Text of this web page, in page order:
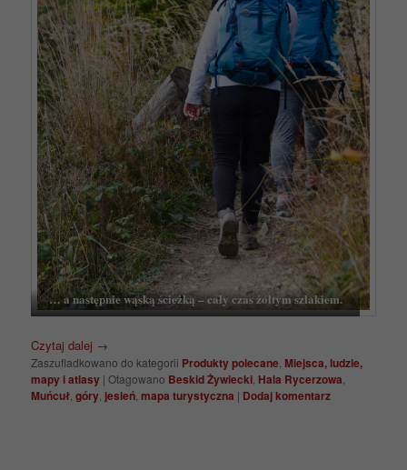
… a następnie wąską ścieżką – cały czas żółtym szlakiem.
Czytaj dalej →
Zaszufladkowano do kategorii Produkty polecane Miejsca, ludzie,
mapy i atlasy |Otagowano Beskid Żywiecki Hala Rycerzowa
Muńcuł ,góry jesień ,mapa turystyczna | Dodaj komentarz